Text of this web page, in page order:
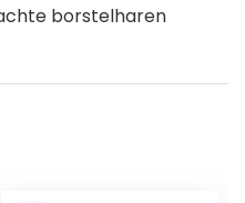
borstelharen